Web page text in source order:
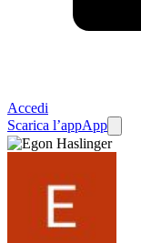
Accedi
Scarica l’appApp